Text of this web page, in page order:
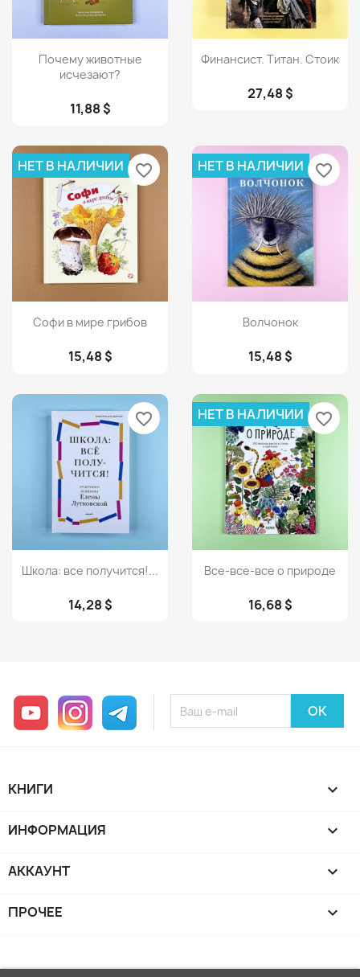
Просмотр
Почему животные
исчезают?
11,88 $
Просмотр
Финансист. Титан. Стоик
27,48 $
Просмотр
Софи в мире грибов
15,48 $
НЕТ В НАЛИЧИИ favorite_border
Просмотр
Волчонок
15,48 $
НЕТ В НАЛИЧИИ favorite_border
Просмотр
Школа: все получится!...
14,28 $
favorite_border
Просмотр
Все-все-все о природе
16,68 $
НЕТ В НАЛИЧИИ favorite_border
YouTube InstagramTelegram
КНИГИ 
ИНФОРМАЦИЯ 
АККАУНТ 
ПРОЧЕЕ 